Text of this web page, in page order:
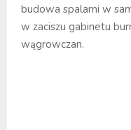
budowa spalarni w
w zaciszu gabinetu
wągrowczan.